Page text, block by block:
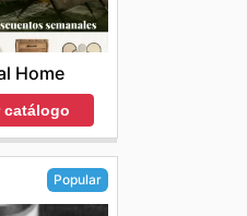
Home
catálogo
Popular